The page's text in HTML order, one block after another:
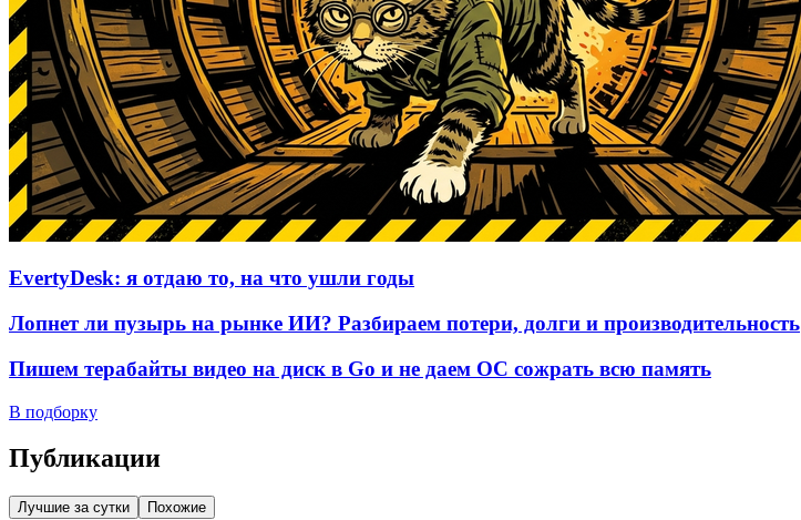
EvertyDesk: я отдаю то, на что ушли годы
Лопнет ли пузырь на рынке ИИ? Разбираем потери, долги и производительность
Пишем терабайты видео на диск в Go и не даем ОС сожрать всю память
В подборку
Публикации
Лучшие за сутки Похожие